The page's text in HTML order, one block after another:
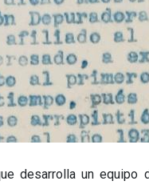
desarrolla un equipo